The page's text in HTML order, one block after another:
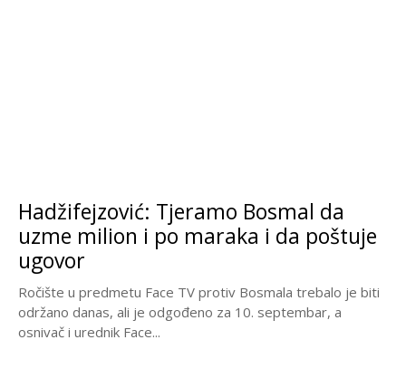
Hadžifejzović: Tjeramo Bosmal da
uzme milion i po maraka i da poštuje
ugovor
Ročište u predmetu Face TV protiv Bosmala trebalo je biti
održano danas, ali je odgođeno za 10. septembar, a
osnivač i urednik Face...